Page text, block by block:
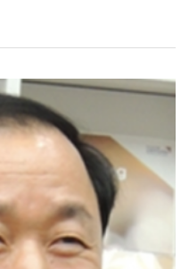
전년(1.8%)과 유사한 2.0%의
어 –1.2%의 역성장을 보이겠